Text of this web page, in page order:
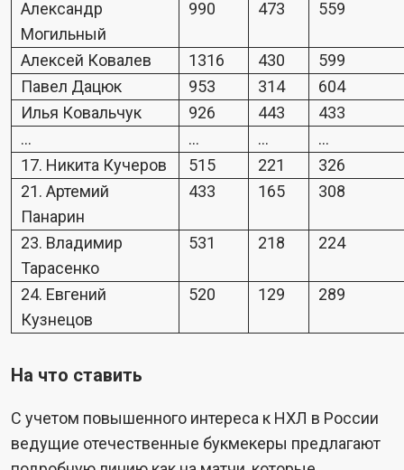
Александр
Могильный
990 473 559
Алексей Ковалев 1316 430
599
Павел Дацюк
953 314
604
Илья Ковальчук
926 443
433
…
… …
…
17. Никита Кучеров
515 221
326
21. Артемий
Панарин
433 165 308
23. Владимир
Тарасенко
531 218 224
24. Евгений
Кузнецов
520 129 289
На что ставить
С учетом повышенного интереса к НХЛ в России
ведущие отечественные букмекеры предлагают